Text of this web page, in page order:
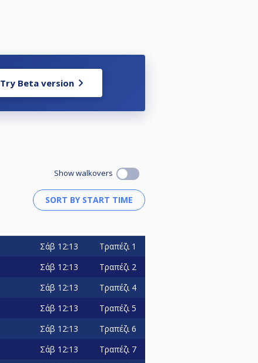
Try Beta version
Show walkovers
Σάβ 12:13 Τραπέζι 1
Σάβ 12:13 Τραπέζι 2
Σάβ 12:13 Τραπέζι 4
Σάβ 12:13 Τραπέζι 5
Σάβ 12:13 Τραπέζι 6
Σάβ 12:13 Τραπέζι 7